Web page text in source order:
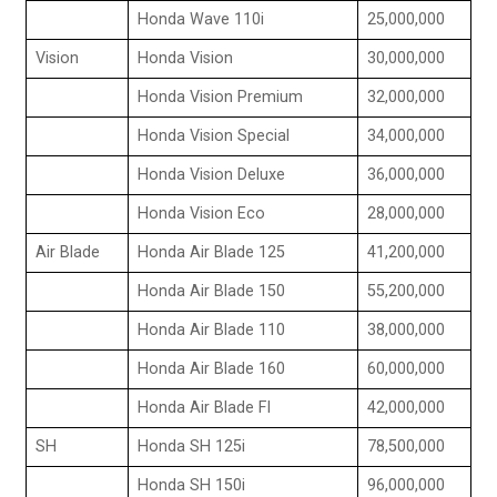
Honda Wave 110i 25,000,000
Vision Honda Vision 30,000,000
Honda Vision Premium 32,000,000
Honda Vision Special 34,000,000
Honda Vision Deluxe 36,000,000
Honda Vision Eco 28,000,000
Air Blade Honda Air Blade 125 41,200,000
Honda Air Blade 150 55,200,000
Honda Air Blade 110 38,000,000
Honda Air Blade 160 60,000,000
Honda Air Blade FI 42,000,000
SH Honda SH 125i 78,500,000
Honda SH 150i 96,000,000